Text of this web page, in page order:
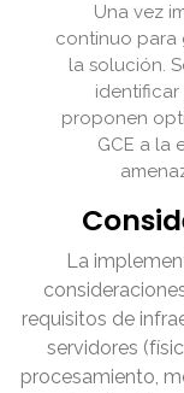
Una vez
continuo para
la solución.
identificar
proponen
GCE a la
La
requisitos de
servidores
procesamiento,